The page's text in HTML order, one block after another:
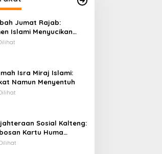
Jumat Rajab:
Islami Menyucikan
Isra Miraj Islami:
Namun Menyentuh
Sosial Kalteng:
Kartu Huma